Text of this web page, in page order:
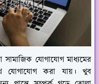
সামাজিক যোগাযোগ মাধ্যমের
যোগাযোগ করা যায়। খুব